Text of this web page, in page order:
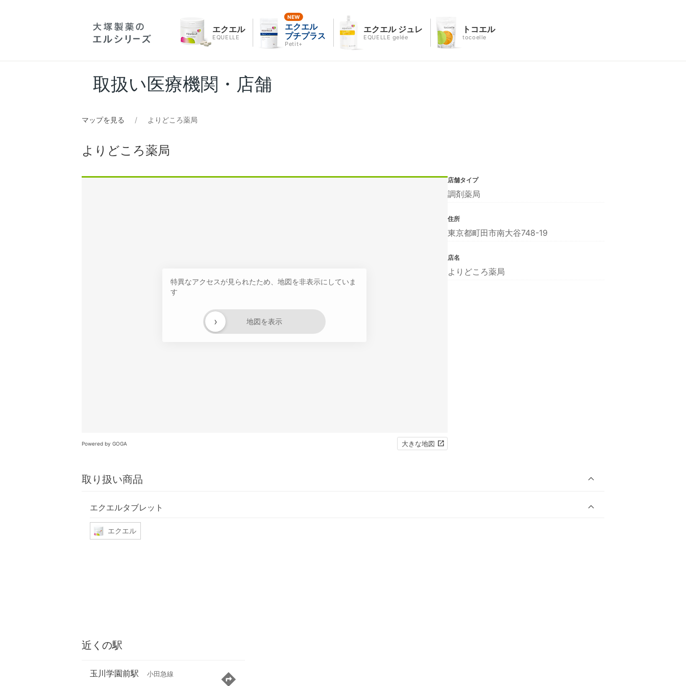
エクエル
EQUELLE
エクエル
プチプラス
Petit+
エクエル ジュレ
EQUELLE gelée
トコエル
tocoelle
取扱い医療機関・店舗
マップを見る よりどころ薬局
よりどころ薬局
特異なアクセスが見られたため、地図を非表示にしていま
す
地図を表示
›
Powered by GOGA 大きな地図
取り扱い商品
エクエルタブレット
エクエル
店舗タイプ
調剤薬局
住所
東京都町田市南大谷748-19
店名
よりどころ薬局
近くの駅
玉川学園前駅 小田急線